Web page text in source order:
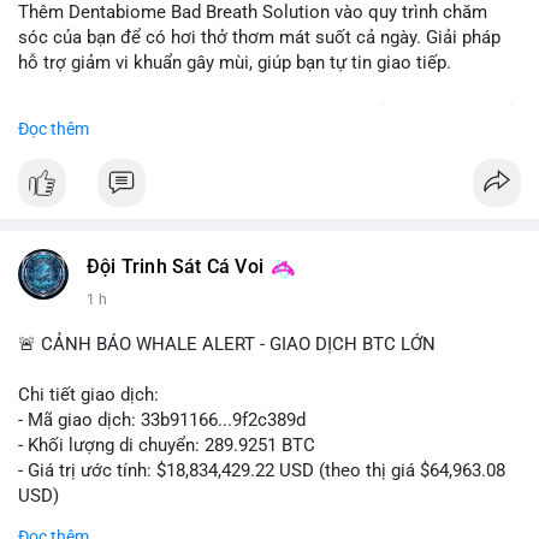
Thêm Dentabiome Bad Breath Solution vào quy trình chăm
sóc của bạn để có hơi thở thơm mát suốt cả ngày. Giải pháp
hỗ trợ giảm vi khuẩn gây mùi, giúp bạn tự tin giao tiếp.
lớn cho nụ cười khỏe mạnh.
#dentabiome #badbreathsolution
Đọc thêm
Đội Trinh Sát Cá Voi
1 h
🚨 CẢNH BÁO WHALE ALERT - GIAO DỊCH BTC LỚN
Chi tiết giao dịch:
- Mã giao dịch: 33b91166...9f2c389d
- Khối lượng di chuyển: 289.9251 BTC
- Giá trị ước tính: $18,834,429.22 USD (theo thị giá $64,963.08
USD)